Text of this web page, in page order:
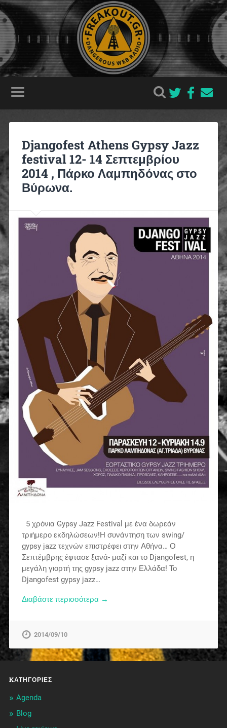
Djangofest Athens Gypsy Jazz
festival 12- 14 Σεπτεμβρίου
2014 , Πάρκο Λαμπηδόνας στο
Βύρωνα.
5 χρόνια Gypsy Jazz Festival με ένα δωρεάν
τριήμερο εκδηλώσεων!Η συνάντηση των swing/
gypsy jazz τεχνών επιστρέφει στην Αθήνα… Ο
Σεπτέμβρης έφτασε ξανά- μαζί και το Djangofest, η
μεγάλη γιορτή της gypsy jazz στην Ελλάδα! Το
Djangofest gypsy jazz…
Διαβάστε περισσότερα →
2014/09/10
KΑΤΗΓΟΡΊΕΣ
Agenda
Blog